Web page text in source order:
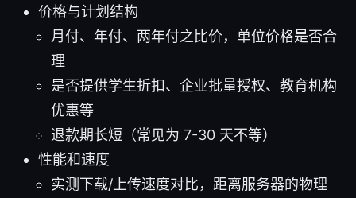
价格与计划结构
月付、年付、两年付之比价，单位价格是否合
理
是否提供学生折扣、企业批量授权、教育机构
优惠等
退款期长短（常见为 7-30 天不等）
性能和速度
实测下载/上传速度对比，距离服务器的物理